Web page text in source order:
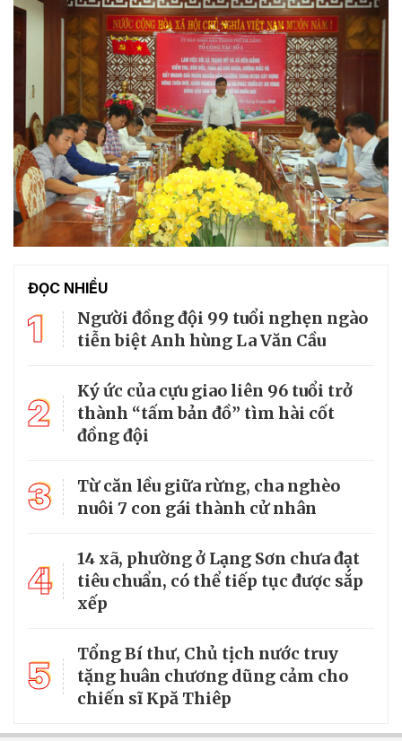
ĐỌC NHIỀU
1
Người đồng đội 99 tuổi nghẹn ngào
tiễn biệt Anh hùng La Văn Cầu
2
Ký ức của cựu giao liên 96 tuổi trở
thành “tấm bản đồ” tìm hài cốt
đồng đội
3
Từ căn lều giữa rừng, cha nghèo
nuôi 7 con gái thành cử nhân
4
14 xã, phường ở Lạng Sơn chưa đạt
tiêu chuẩn, có thể tiếp tục được sắp
xếp
5
Tổng Bí thư, Chủ tịch nước truy
tặng huân chương dũng cảm cho
chiến sĩ Kpă Thiêp